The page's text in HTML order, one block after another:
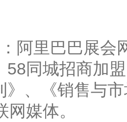
阿里巴巴展会
58同城招商加
》、《销售与
媒体。